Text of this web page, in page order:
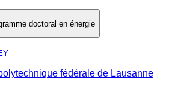
doctoral en énergie